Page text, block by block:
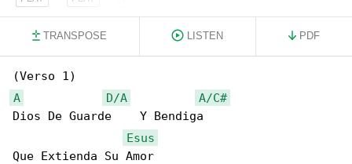
TRANSPOSE LISTEN PDF
A
D/A
A/C#
Dios De Guarde    Y Bendiga
Esus
Que Extienda Su Amor